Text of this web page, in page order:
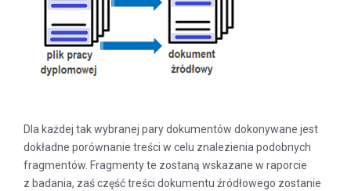
Dla każdej tak wybranej pary dokumentów dokonywane jest
dokładne porównanie treści w celu znalezienia podobnych
fragmentów. Fragmenty te zostaną wskazane w raporcie
z badania, zaś część treści dokumentu źródłowego zostanie